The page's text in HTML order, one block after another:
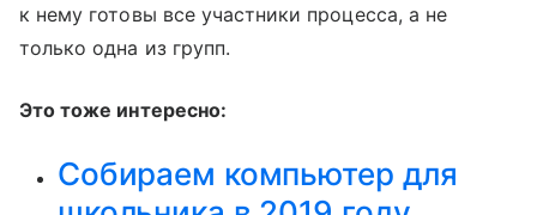
к нему готовы все участники процесса, а не
только одна из групп.
Это тоже интересно:
Собираем компьютер для